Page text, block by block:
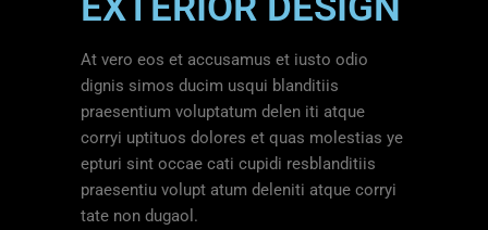
At vero eos et accusamus et iusto odio
dignis simos ducim usqui blanditiis
praesentium voluptatum delen iti atque
corryi uptituos dolores et quas molestias ye
epturi sint occae cati cupidi resblanditiis
praesentiu volupt atum deleniti atque corryi
tate non dugaol.